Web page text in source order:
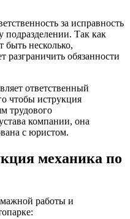
за исправность
подразделении. Так как
быть несколько,
разграничить обязанности
ответственный
чтобы иструкция
трудового
компании, она
с юристом.
механика по
работы и